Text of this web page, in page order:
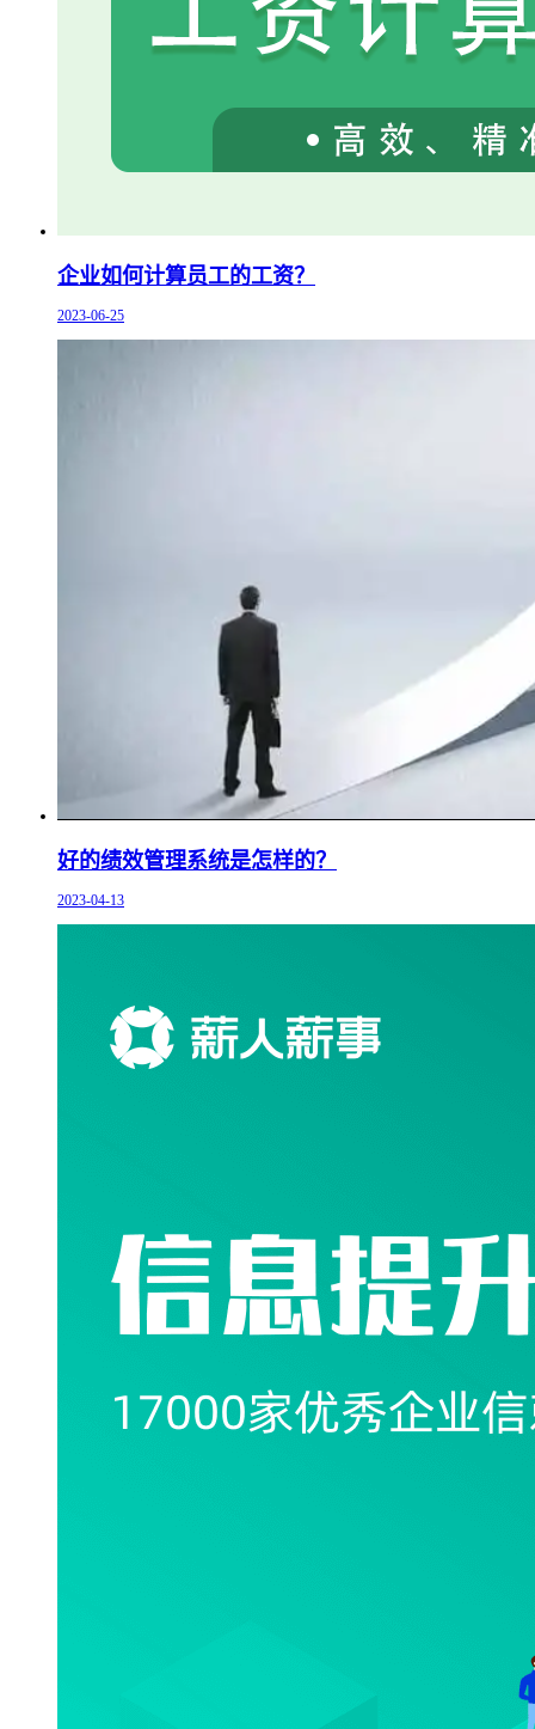
企业如何计算员工的工资？
2023-06-25
好的绩效管理系统是怎样的？
2023-04-13